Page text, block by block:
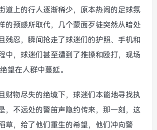
道上的行人逐渐稀少，原本热闹的足球氛
的预感所取代，几个蒙面歹徒突然从暗处
残忍，瞬间抢走了球迷们的护照、手机和
中，球迷们甚至遭到了推搡和殴打，现场
望在人群中蔓延。
财物尽失的绝境下，球迷们本能地寻找执
，不远处的警笛声隐约传来，那一刻，这
草，给了他们重生的希望，他们冲向警